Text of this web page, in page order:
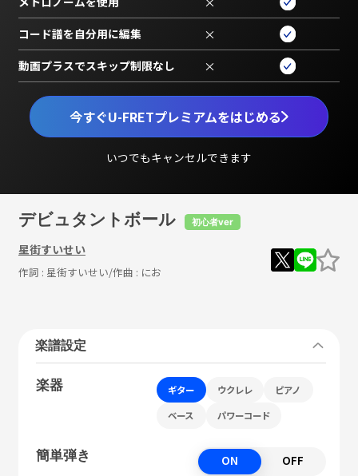
今すぐU-FRETプレミアムをはじめる
いつでもキャンセルできます
コード譜を自分用に編集 ×
動画プラスでスキップ制限なし ×
デビュタントボール 初心者ver
星街すいせい
作詞 : 星街すいせい/作曲 : にお
楽譜設定
楽器 ギター ウクレレ ピアノ
ベース パワーコード
簡単弾き ON OFF